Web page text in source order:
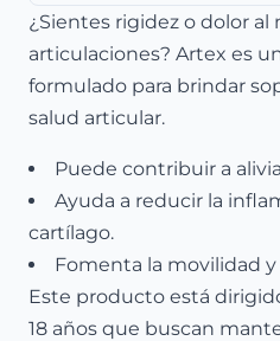
¿Sientes rigidez o dolor al
articulaciones? Artex es
formulado para brindar
salud articular.
Puede contribuir a
Ayuda a reducir la
cartílago.
Fomenta la movilidad
Este producto está
18 años que buscan